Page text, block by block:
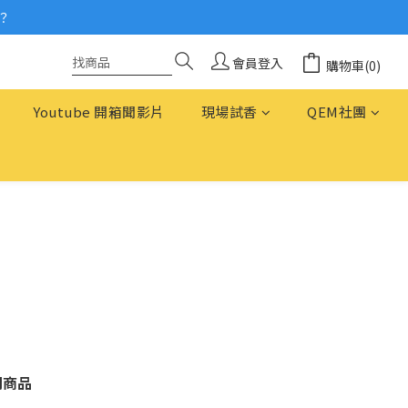
會員登入 購物車(0)
Youtube 開箱聞影片 現場試香 QEM社團
品